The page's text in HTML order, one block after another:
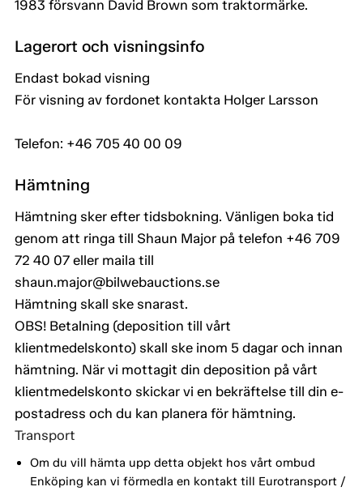
1983 försvann David Brown som traktormärke.
Lagerort och visningsinfo
Endast bokad visning
För visning av fordonet kontakta Holger Larsson
Telefon: +46 705 40 00 09
Hämtning
Hämtning sker efter tidsbokning. Vänligen boka tid
genom att ringa till Shaun Major på telefon +46 709
72 40 07 eller maila till
shaun.major@bilwebauctions.se
Hämtning skall ske snarast.
OBS! Betalning (deposition till vårt
klientmedelskonto) skall ske inom 5 dagar och innan
hämtning. När vi mottagit din deposition på vårt
klientmedelskonto skickar vi en bekräftelse till din e-
postadress och du kan planera för hämtning.
Transport
Om du vill hämta upp detta objekt hos vårt ombud
Enköping kan vi förmedla en kontakt till Eurotransport /